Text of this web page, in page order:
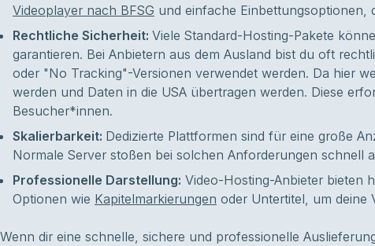
Videoplayer nach BFSG und einfache Einbettungsoptionen,
Rechtliche Sicherheit: Viele Standard-Hosting-Pakete
garantieren. Bei Anbietern aus dem Ausland bist du oft
oder "No Tracking"-Versionen verwendet werden. Da hier
werden und Daten in die USA übertragen werden. Diese
Besucher*innen.
Skalierbarkeit: Dedizierte Plattformen sind für eine große
Normale Server stoßen bei solchen Anforderungen schnell
Professionelle Darstellung: Video-Hosting-Anbieter bieten
Optionen wie Kapitelmarkierungen oder Untertitel, um deine
Wenn dir eine schnelle, sichere und professionelle